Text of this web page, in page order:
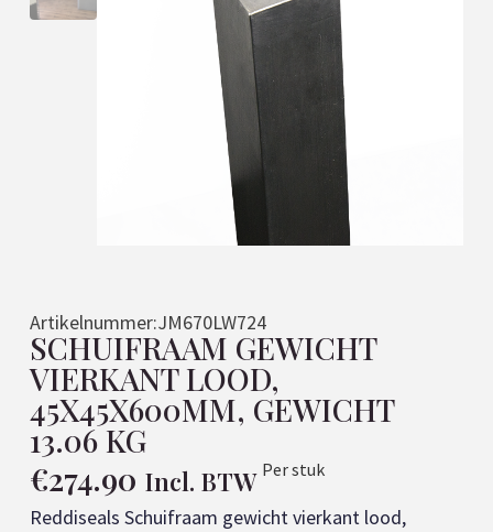
Artikelnummer:JM670LW724
SCHUIFRAAM GEWICHT
VIERKANT LOOD,
45X45X600MM, GEWICHT
13.06 KG
€274.90 Incl. BTW Per stuk
Reddiseals Schuifraam gewicht vierkant lood,